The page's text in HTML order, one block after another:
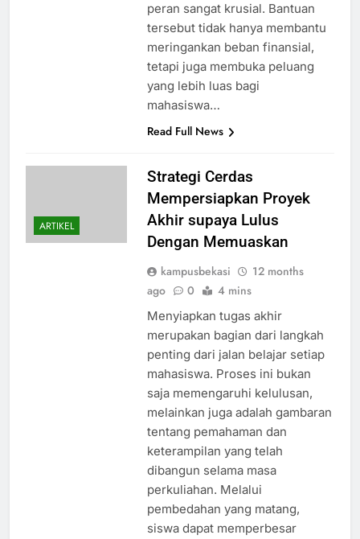
peran sangat krusial. Bantuan
tersebut tidak hanya membantu
meringankan beban finansial,
tetapi juga membuka peluang
yang lebih luas bagi
mahasiswa…
Read Full News
ARTIKEL
Strategi Cerdas
Mempersiapkan Proyek
Akhir supaya Lulus
Dengan Memuaskan
kampusbekasi
12 months
ago
0 4 mins
Menyiapkan tugas akhir
merupakan bagian dari langkah
penting dari jalan belajar setiap
mahasiswa. Proses ini bukan
saja memengaruhi kelulusan,
melainkan juga adalah gambaran
tentang pemahaman dan
keterampilan yang telah
dibangun selama masa
perkuliahan. Melalui
pembedahan yang matang,
siswa dapat memperbesar